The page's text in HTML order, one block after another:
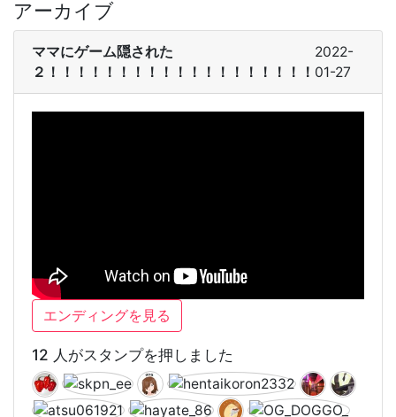
アーカイブ
ママにゲーム隠された
２！！！！！！！！！！！！！！！！！！！
2022-
01-27
エンディングを見る
12 人がスタンプを押しました